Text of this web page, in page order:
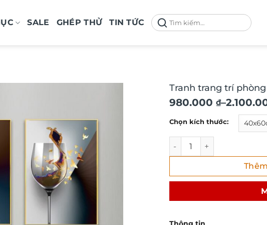
SALE GHÉP THỬ TIN TỨC
Tìm
kiếm:
Tranh trang trí phòng
980.000 ₫–
Khoảng
giá:
980.000 ₫
2.100.000 ₫
Chọn kích thước:
Tranh trang trí phòng ăn